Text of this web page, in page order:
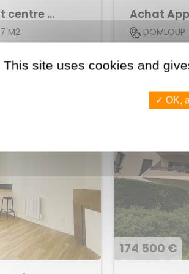
Achat Appartement centre ville
M2
Achat
DOMLOUP
174 500 €
This site uses cookies and
✓ OK,